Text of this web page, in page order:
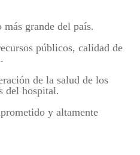
grande del país.
públicos, calidad de
de la salud de los
del hospital.
y altamente